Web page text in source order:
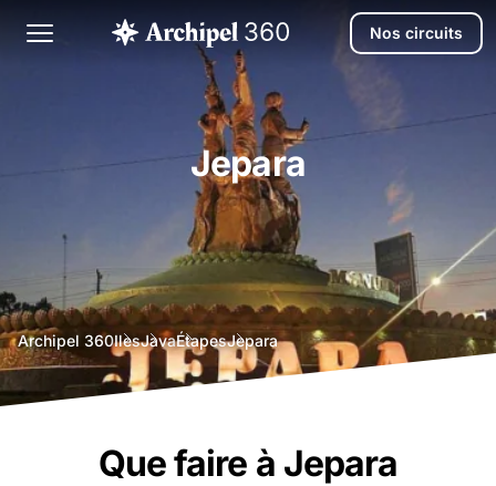
Nos circuits
Jepara
Archipel 360agence
voyage
bali
IlesJavaÉtapesJepara
Que faire à Jepara